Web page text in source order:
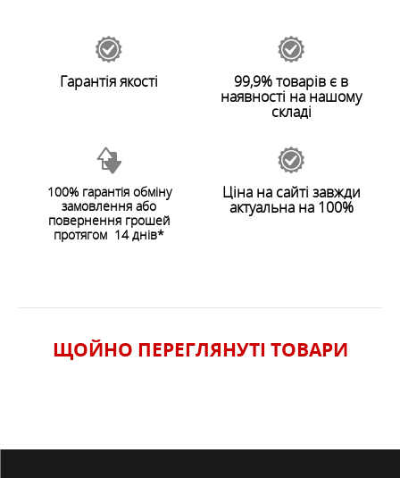
ЗАЛИШИТИ ВІДГУК
Гарантія якості 99,9% товарів є в
наявності на нашому
складі
100% гарантія обміну
замовлення або
повернення грошей
протягом 14 днів*
Ціна на сайті завжди
актуальна на 100%
ЩОЙНО ПЕРЕГЛЯНУТI ТОВАРИ